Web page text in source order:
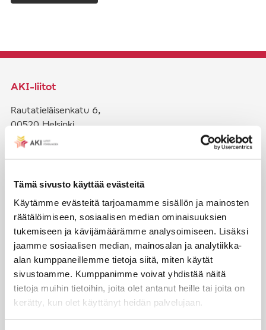
Tämä sivusto käyttää evästeitä
Käytämme evästeitä tarjoamamme sisällön ja mainosten
räätälöimiseen, sosiaalisen median ominaisuuksien
tukemiseen ja kävijämäärämme analysoimiseen. Lisäksi
jaamme sosiaalisen median, mainosalan ja analytiikka-
alan kumppaneillemme tietoja siitä, miten käytät
sivustoamme. Kumppanimme voivat yhdistää näitä
tietoja muihin tietoihin, joita olet antanut heille tai joita on
kerätty, kun olet käyttänyt heidän palvelujaan.
AKI-liitot
Rautatieläisenkatu 6,
00520 Helsinki
puh. (09) 4270 1503
Seuraa meitä somessa:
JÄSENYYS
Henkilöjäsenyys